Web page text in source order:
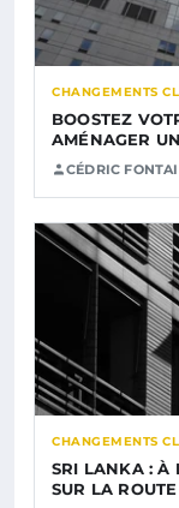
CHANGEMENTS
BOOSTEZ
AMÉNAGER
CÉDRIC
CHANGEMENTS
SRI LANKA : À
SUR LA